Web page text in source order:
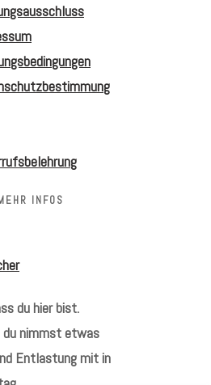
INFOS
du hier bist.
nimmst etwas
Entlastung mit in